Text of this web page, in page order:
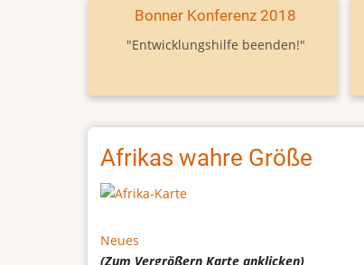
Bonner Konferenz 2018
"Entwicklungshilfe beenden!"
Afrikas wahre Größe
Neues
(Zum VergrößernKarte anklicken)